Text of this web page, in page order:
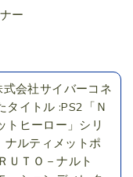
ー
会社サイバーコネ
タイトル :PS2「Ｎ
ヒーロー」シリ
ルティメットポ
ＴＯ－ナルト